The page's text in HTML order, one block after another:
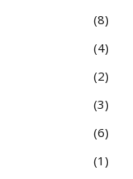
8
4
2
3
6
1